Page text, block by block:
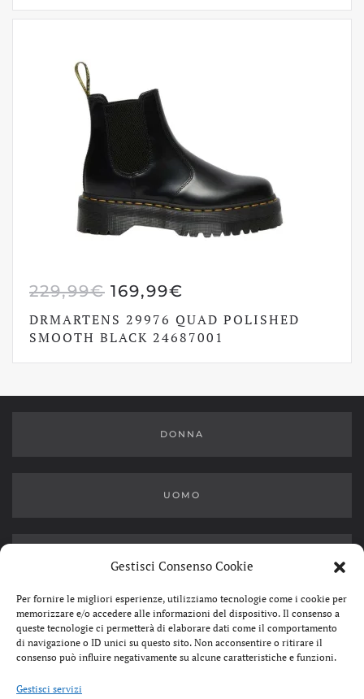
Gestisci Consenso Cookie
Per fornire le migliori esperienze, utilizziamo tecnologie come i cookie per
memorizzare e/o accedere alle informazioni del dispositivo. Il consenso a
queste tecnologie ci permetterà di elaborare dati come il comportamento
di navigazione o ID unici su questo sito. Non acconsentire o ritirare il
consenso può influire negativamente su alcune caratteristiche e funzioni.
Gestisci servizi
229,99€.160,99€.
229,99€ IL
PREZZO
ORIGINALE
ERA:
169,99€
PREZZO
ATTUALE
È:
DRMARTENS 29976 QUAD POLISHED
SMOOTH BLACK 24687001
DONNA
UOMO